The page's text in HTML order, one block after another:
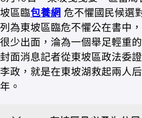
坡區臨包養網 危不懼國民候選
列為東坡區臨危不懼公在書中
很少出面，淪為一個舉足輕重
封面消息記者從東坡區政法委
李政，就是在東坡湖救起兩人
年。